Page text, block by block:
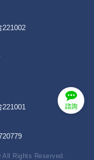
諮詢
Rights Reserved.